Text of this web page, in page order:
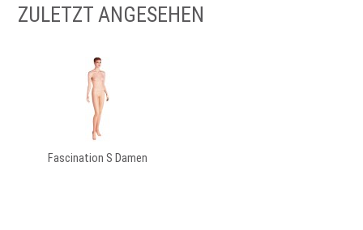
ZULETZT ANGESEHEN
Fascination S Damen